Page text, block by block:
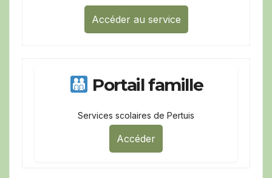
Accéder au service
Portail famille
Services scolaires de Pertuis
Accéder